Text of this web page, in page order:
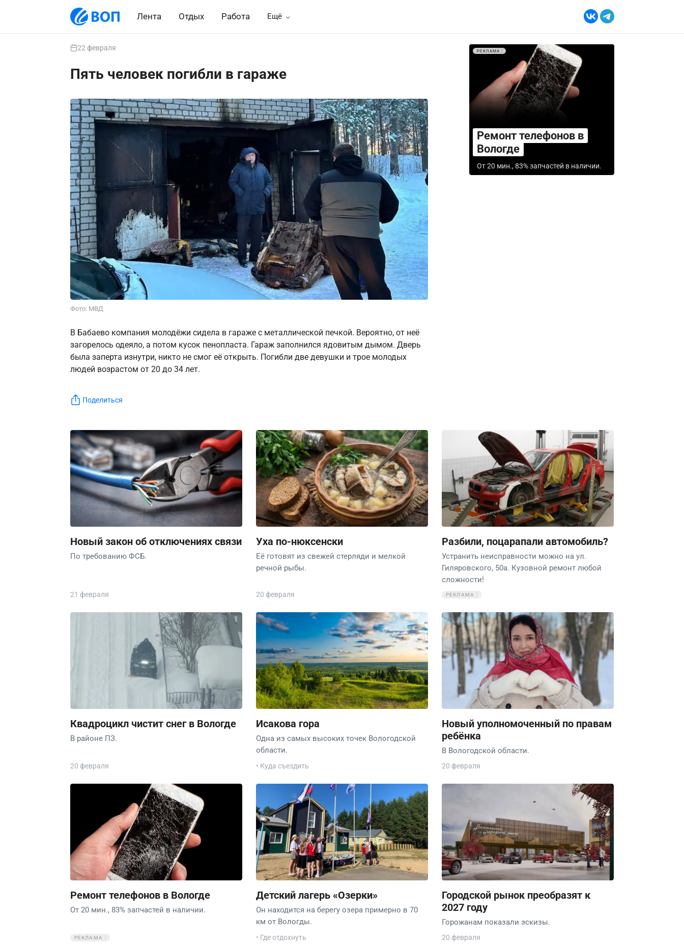
Лента Отдых Работа Ещё
22 февраля
Пять человек погибли в гараже
Фото: МВД
В Бабаево компания молодёжи сидела в гараже с металлической печкой. Вероятно, от неё
загорелось одеяло, а потом кусок пенопласта. Гараж заполнился ядовитым дымом. Дверь
была заперта изнутри, никто не смог её открыть. Погибли две девушки и трое молодых
людей возрастом от 20 до 34 лет.
Поделиться
РЕКЛАМА
Ремонт телефонов в
Вологде
От 20 мин., 83% запчастей в наличии.
Новый закон об отключениях связи
По требованию ФСБ.
21 февраля
Уха по-нюксенски
Её готовят из свежей стерляди и мелкой
речной рыбы.
20 февраля
Разбили, поцарапали автомобиль?
Устранить неисправности можно на ул.
Гиляровского, 50а. Кузовной ремонт любой
сложности!
РЕКЛАМА
Квадроцикл чистит снег в Вологде
В районе ПЗ.
20 февраля
Исакова гора
Одна из самых высоких точек Вологодской
области.
• Куда съездить
Новый уполномоченный по правам
ребёнка
В Вологодской области.
20 февраля
Ремонт телефонов в Вологде
От 20 мин., 83% запчастей в наличии.
РЕКЛАМА
Детский лагерь «Озерки»
Он находится на берегу озера примерно в 70
км от Вологды.
• Где отдохнуть
Городской рынок преобразят к
2027 году
Горожанам показали эскизы.
20 февраля